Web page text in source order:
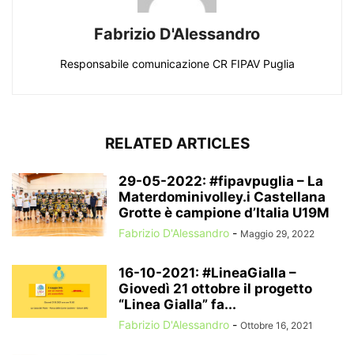
Fabrizio D'Alessandro
Responsabile comunicazione CR FIPAV Puglia
RELATED ARTICLES
29-05-2022: #fipavpuglia – La
Materdominivolley.i Castellana
Grotte è campione d’Italia U19M
Fabrizio D'Alessandro - Maggio 29, 2022
16-10-2021: #LineaGialla –
Giovedì 21 ottobre il progetto
“Linea Gialla” fa...
Fabrizio D'Alessandro - Ottobre 16, 2021